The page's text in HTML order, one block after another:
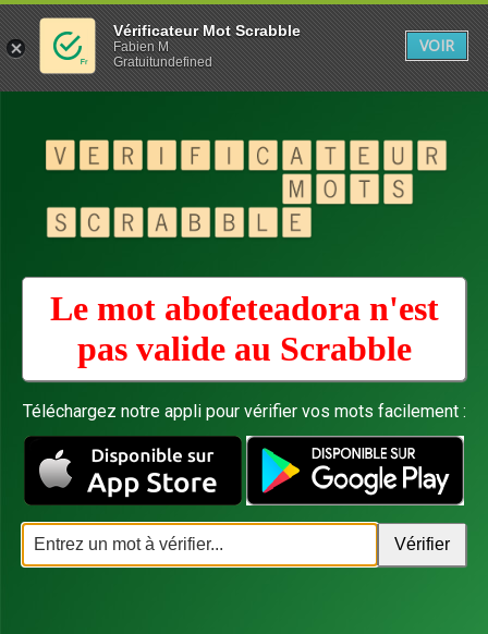
Le mot abofeteadora n'est
pas valide au Scrabble
Téléchargez notre appli pour vérifier vos mots facilement :
Vérificateur Mot Scrabble
Fabien M
Gratuitundefined
VOIR